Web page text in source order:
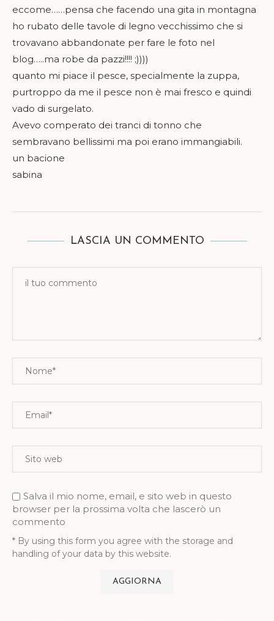
eccome……pensa che facendo una gita in montagna
ho rubato delle tavole di legno vecchissimo che si
trovavano abbandonate per fare le foto nel
blog…..ma robe da pazzi!!!! ;))))
quanto mi piace il pesce, specialmente la zuppa,
purtroppo da me il pesce non è mai fresco e quindi
vado di surgelato.
Avevo comperato dei tranci di tonno che
sembravano bellissimi ma poi erano immangiabili.
un bacione
sabina
LASCIA UN COMMENTO
Salva il mio nome, email, e sito web in questo
browser per la prossima volta che lascerò un
commento
* By using this form you agree with the storage and
handling of your data by this website.